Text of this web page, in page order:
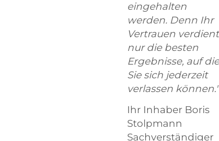
eingehalten
werden. Denn Ihr
Vertrauen verdient
nur die besten
Ergebnisse, auf die
Sie sich jederzeit
verlassen können."
Ihr Inhaber Boris
Stolpmann
Sachverständiger